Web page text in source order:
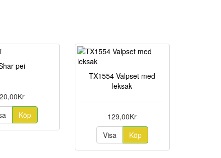
pei
20,00Kr
Köp
TX1554 Valpset med
leksak
129,00Kr
Visa
Köp